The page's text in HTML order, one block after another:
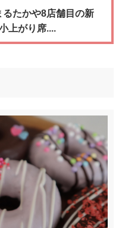
たかや8店舗目の新
上がり席....